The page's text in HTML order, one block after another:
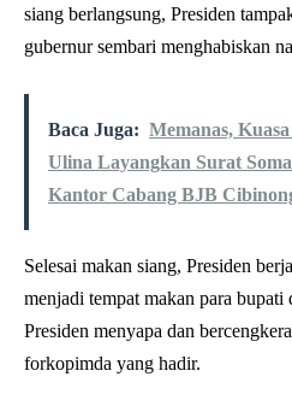
siang berlangsung, Presiden
gubernur sembari menghabiskan
Baca Juga: Memanas,
Ulina Layangkan Surat
Kantor Cabang BJB
Selesai makan siang, Presiden
menjadi tempat makan para
Presiden menyapa dan
forkopimda yang hadir.